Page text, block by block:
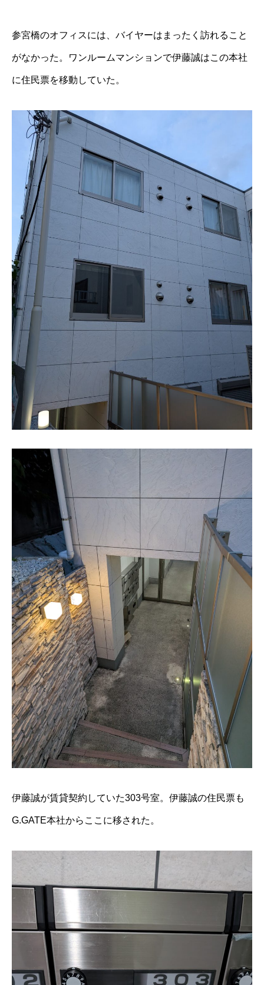
参宮橋のオフィスには、バイヤーはまったく訪れること
がなかった。ワンルームマンションで伊藤誠はこの本社
に住民票を移動していた。
伊藤誠が賃貸契約していた303号室。伊藤誠の住民票も
G.GATE本社からここに移された。